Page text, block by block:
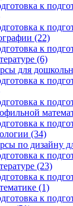
к
к
(22)
к
(6)
для
к
к
к
(34)
по дизайну
к
(23)
к
(1)
к